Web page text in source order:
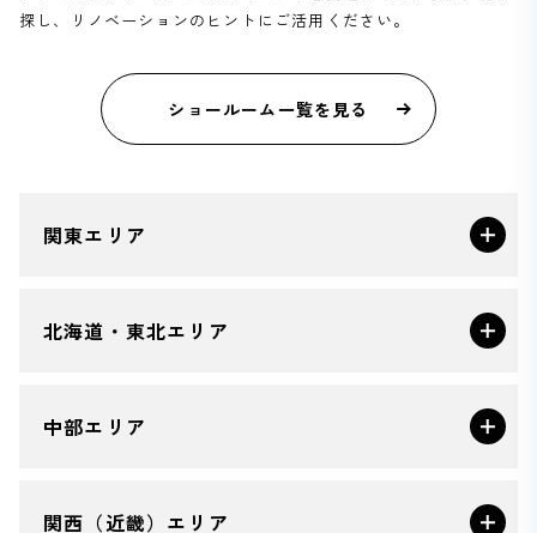
探し、リノベーションのヒントにご活用ください。
ショールーム一覧を見る
関東エリア
北海道・東北エリア
中部エリア
関西（近畿）エリア